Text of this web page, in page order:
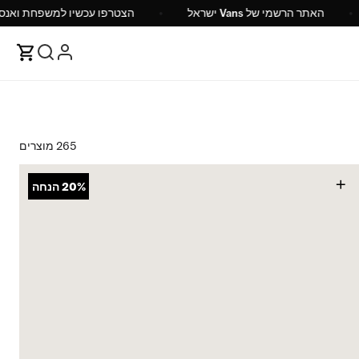
149 ש"ח האתר הרשמי של Vans ישראל הצטרפו
265 מוצרים
+
20%הנחה